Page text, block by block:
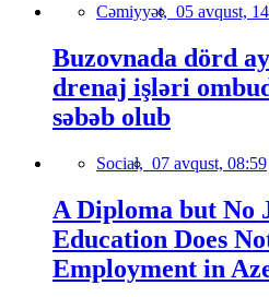
Cəmiyyət, 05 avqust,
Buzovnada dörd
drenaj işləri
səbəb olub
Social, 07 avqust, 08:59
A Diploma but No
Education Does
Employment in